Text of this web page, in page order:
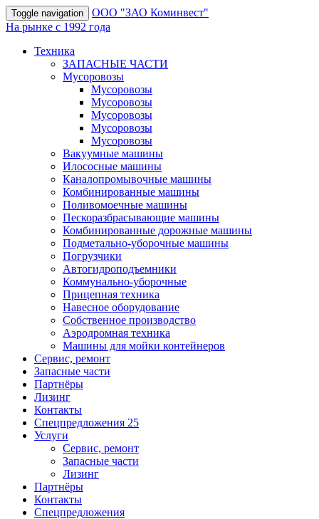
Toggle navigation
OOO "ЗАО Коминвест"
На рынке с 1992 года
Техника
ЗАПАСНЫЕ ЧАСТИ
Мусоровозы
Мусоровозы
Мусоровозы
Мусоровозы
Мусоровозы
Мусоровозы
Вакуумные машины
Илососные машины
Каналопромывочные машины
Комбинированные машины
Поливомоечные машины
Пескоразбрасывающие машины
Комбинированные дорожные машины
Подметально-уборочные машины
Погрузчики
Автогидроподъемники
Коммунально-уборочные
Прицепная техника
Навесное оборудование
Собственное производство
Аэродромная техника
Машины для мойки контейнеров
Сервис, ремонт
Запасные части
Партнёры
Лизинг
Контакты
Спецпредложения 25
Услуги
Сервис, ремонт
Запасные части
Лизинг
Партнёры
Контакты
Спецпредложения